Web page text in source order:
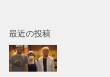
最近の投稿